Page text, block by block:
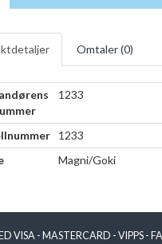
Omtaler (0)
1233
1233
Magni/Goki
VISA - MASTERCARD - VIPPS -